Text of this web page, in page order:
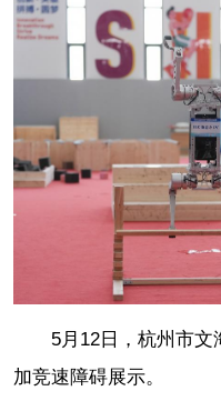
海洋
5月12日，杭州市
加竞速障碍展示。